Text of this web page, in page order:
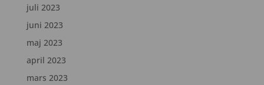
juli 2023
juni 2023
maj 2023
april 2023
mars 2023